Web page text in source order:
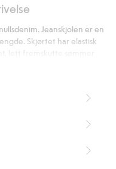
Jeanskjolen er en
Skjørtet har elastisk